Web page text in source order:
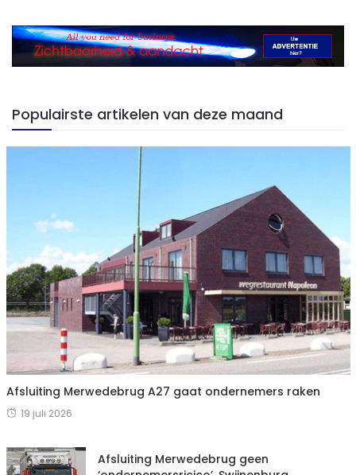
Populairste artikelen van deze maand
Afsluiting Merwedebrug A27 gaat ondernemers raken
19 juli 2026
Afsluiting Merwedebrug geen